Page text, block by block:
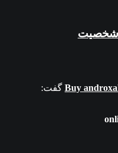
Buy گفت: